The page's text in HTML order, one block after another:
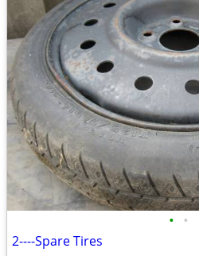
• •
2----Spare Tires